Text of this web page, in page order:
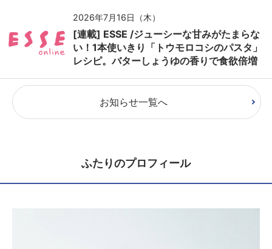
2026年7月16日（木）
[連載] ESSE /ジューシーな甘みがたまらな
い！1本使いきり「トウモロコシのパスタ」
レシピ。バターしょうゆの香りで食欲倍増
お知らせ一覧へ
ふたりのプロフィール